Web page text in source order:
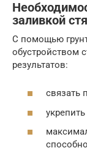
заливкой
С помощью
обустройством
результатов:
связать